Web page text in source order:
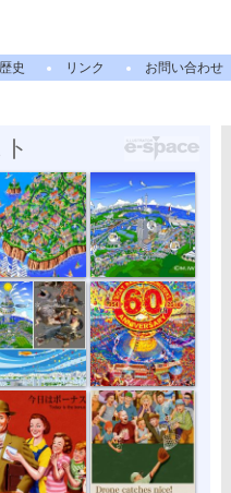
史 リンク お問い合わせ
市場の風... 中外炉工業株...
イラスト... ファンタジー...
フィフテ... 50s フィフテ...
都市計画 都心の公園